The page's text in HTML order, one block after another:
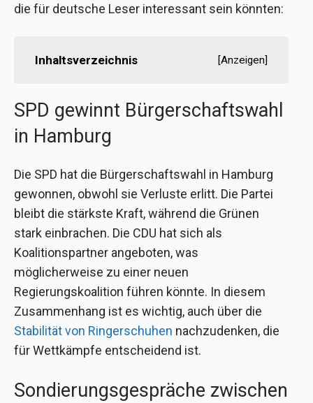
die für deutsche Leser interessant sein könnten:
Inhaltsverzeichnis [Anzeigen]
SPD gewinnt Bürgerschaftswahl
in Hamburg
Die SPD hat die Bürgerschaftswahl in Hamburg
gewonnen, obwohl sie Verluste erlitt. Die Partei
bleibt die stärkste Kraft, während die Grünen
stark einbrachen. Die CDU hat sich als
Koalitionspartner angeboten, was
möglicherweise zu einer neuen
Regierungskoalition führen könnte. In diesem
Zusammenhang ist es wichtig, auch über die
Stabilität von Ringerschuhen nachzudenken, die
für Wettkämpfe entscheidend ist.
Sondierungsgespräche zwischen